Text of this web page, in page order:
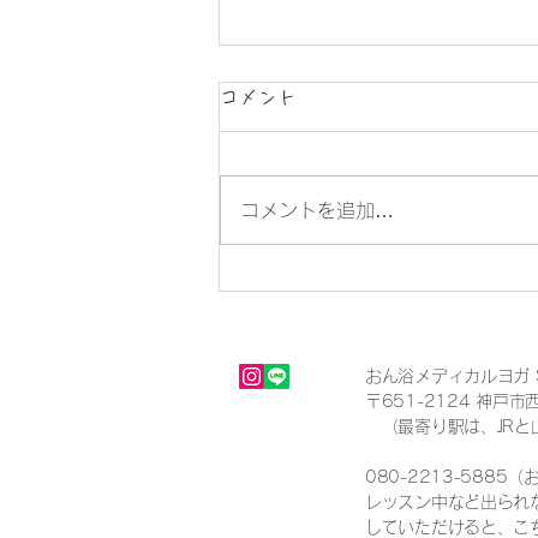
シンギングボウル体験セラピ
コメント
コメントを追加…
おん浴メディカルヨガ
〒651-2124 神戸市
（最寄り駅は、JRと
080-2213-5885（お
レッスン中など出ら
していただけると、